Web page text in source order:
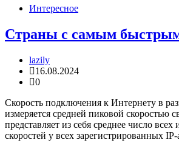
Интересное
Страны с самым
lazily
16.08.2024
0
Скорость подключения к Интернету в
измеряется средней пиковой скоростью
представляет из себя среднее число
скоростей у всех зарегистрированных